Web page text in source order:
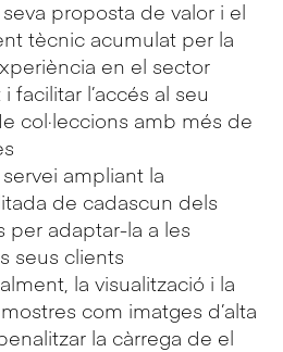
proposta de valor i el
tècnic acumulat per la
en el sector
facilitar l’accés al seu
col·leccions amb més de
ampliant la
de cadascun dels
per adaptar-la a les
seus clients
la visualització i la
com imatges d’alta
la càrrega de el